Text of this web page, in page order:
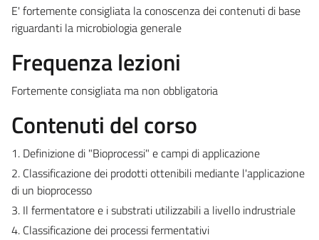
E' fortemente consigliata la conoscenza dei contenuti di base
riguardanti la microbiologia generale
Frequenza lezioni
Fortemente consigliata ma non obbligatoria
Contenuti del corso
1. Definizione di "Bioprocessi" e campi di applicazione
2. Classificazione dei prodottiottenibili mediante l'applicazione
di un bioprocesso
3. Il fermentatore e i substrati utilizzabili a livello indrustriale
4. Classificazione dei processi fermentativi